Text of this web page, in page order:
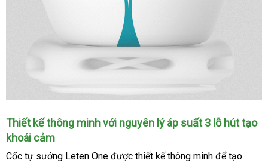
Cốc
thủ
dâm
Leten
Thiết kế thông minhbền
với nguyên lý áp suất 3 lỗ hút tạo
khoái cảm
Cốc tự sướng Leten One Thái
được thiết kế thông minh có
để tạo